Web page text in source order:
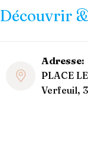
Découvrir
Adresse:
PLACE
Verfeuil,